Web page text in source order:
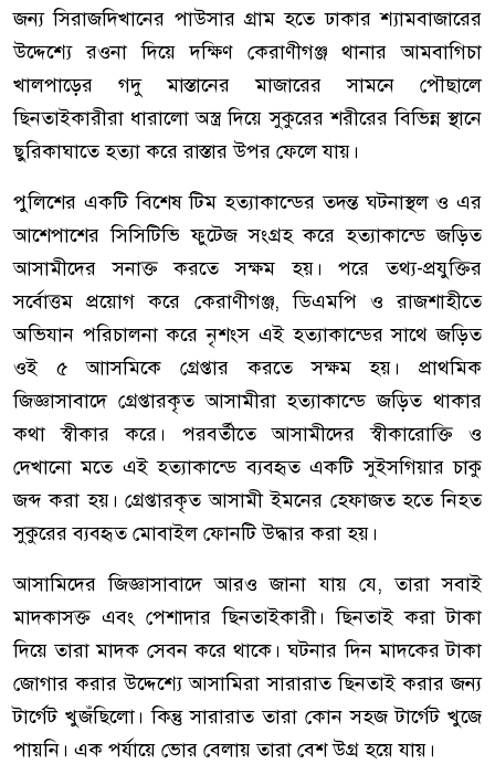
জন্য সিরাজদিখানের পাউসার গ্রাম হতে ঢাকার শ্যামবাজারের
উদ্দেশ্যে রওনা দিয়ে দক্ষিণ কেরাণীগঞ্জ থানার আমবাগিচা
খালপাড়ের গদু মাস্তানের মাজারের সামনে পৌছালে
ছিনতাইকারীরা ধারালো অস্ত্র দিয়ে সুকুরের শরীরের বিভিন্ন স্থানে
ছুরিকাঘাতে হত্যা করে রাস্তার উপর ফেলে যায়।
পুলিশের একটি বিশেষ টিম হত্যাকান্ডের তদন্ত ঘটনাস্থল ও এর
আশেপাশের সিসিটিভি ফুটেজ সংগ্রহ করে হত্যাকান্ডে জড়িত
আসামীদের সনাক্ত করতে সক্ষম হয়। পরে তথ্য-প্রযুক্তির
সর্বোত্তম প্রয়োগ করে কেরাণীগঞ্জ, ডিএমপি ও রাজশাহীতে
অভিযান পরিচালনা করে নৃশংস এই হত্যাকান্ডের সাথে জড়িত
ওই ৫ আাসমিকে গ্রেপ্তার করতে সক্ষম হয়। প্রাথমিক
জিজ্ঞাসাবাদে গ্রেপ্তারকৃত আসামীরা হত্যাকান্ডে জড়িত থাকার
কথা স্বীকার করে। পরবর্তীতে আসামীদের স্বীকারোক্তি ও
দেখানো মতে এই হত্যাকান্ডে ব্যবহৃত একটি সুইসগিয়ার চাকু
জব্দ করা হয়। গ্রেপ্তারকৃত আসামী ইমনের হেফাজত হতে নিহত
সুকুরের ব্যবহৃত মোবাইল ফোনটি উদ্ধার করা হয়।
আসামিদের জিজ্ঞাসাবাদে আরও জানা যায় যে, তারা সবাই
মাদকাসক্ত এবং পেশাদার ছিনতাইকারী। ছিনতাই করা টাকা
দিয়ে তারা মাদক সেবন করে থাকে। ঘটনার দিন মাদকের টাকা
জোগার করার উদ্দেশ্যে আসামিরা সারারাত ছিনতাই করার জন্য
টার্গেট খুজঁছিলো। কিন্তু সারারাত তারা কোন সহজ টার্গেট খুজে
পায়নি। এক পর্যায়ে ভোর বেলায় তারা বেশ উগ্র হয়ে যায়।